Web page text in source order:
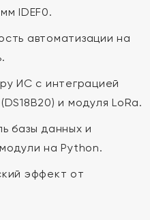
IDEF0.
автоматизации на
ИС с интеграцией
и модуля LoRa.
базы данных и
на Python.
эффект от